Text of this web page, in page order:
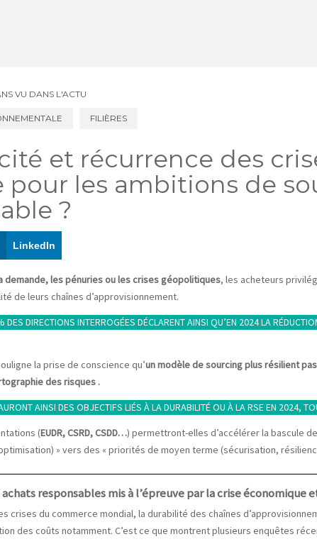
VU DANS L'ACTU
FILIÈRES
et récurrence des
pour les ambitions de
?
LinkedIn
demande, les pénuries ou les crises géopolitiques, les acheteurs
de leurs chaînes d’approvisionnement.
DES DIRECTIONS INTERROGÉES DÉCLARENT AINSI QU’EN 2024 LA
la prise de conscience qu’un modèle de sourcing plus résilient
des risques .
AINSI DES OBJECTIFS LIÉS À LA DURABILITÉ OU À LA RSE EN 2024,
(EUDR, CSRD, CSDD…) permettront-elles d’accélérer la bascule
» vers des « priorités de moyen terme (sécurisation,
responsables mis à l’épreuve par la crise
crises du commerce mondial, la durabilité des chaînes
des coûts notamment. C’est ce que montrent plusieurs enquêtes